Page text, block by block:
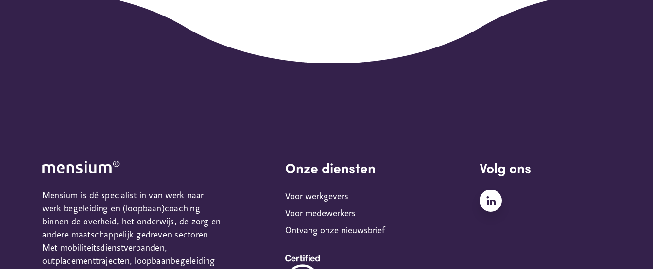
Mensium is dé specialist in van werk naar
werk begeleiding en (loopbaan)coaching
binnen de overheid, het onderwijs, de zorg en
andere maatschappelijk gedreven sectoren.
Met mobiliteitsdienstverbanden,
outplacementtrajecten, loopbaanbegeleiding
Onze diensten
Voor werkgevers
Voor medewerkers
Ontvang onze nieuwsbrief
corp
Volg ons